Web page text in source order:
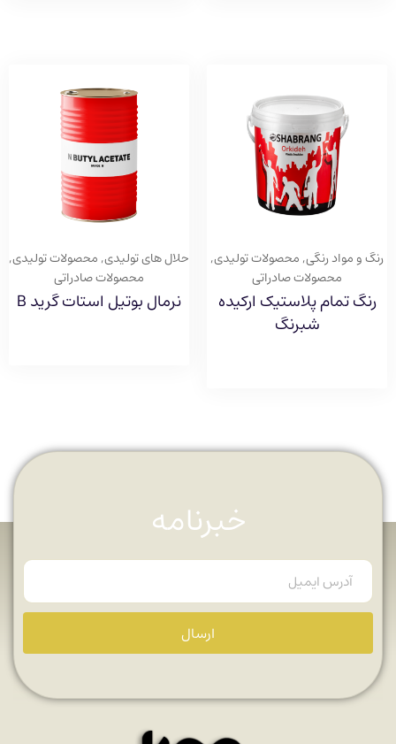
رنگ و مواد رنگی,محصولات تولیدی,
محصولات صادراتی
رنگ تمام پلاستیک ارکیده
شبرنگ
حلال های تولیدی,محصولات تولیدی,
محصولات صادراتی
نرمال بوتیل استات گرید B
خبرنامه
ارسال